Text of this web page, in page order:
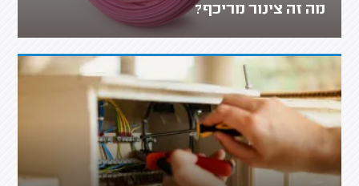
מה זה צינור מריכף?